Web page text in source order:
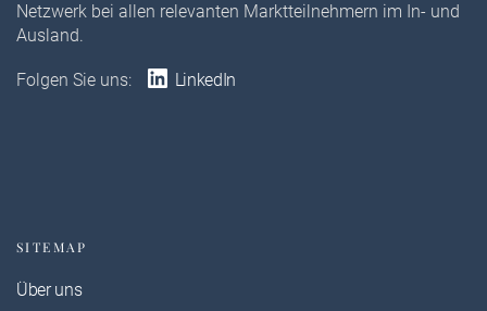
Netzwerk bei allen relevanten Marktteilnehmern im In- und
Ausland.
Folgen Sie uns: LinkedIn
SITEMAP
Über uns